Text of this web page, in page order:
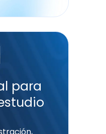
para